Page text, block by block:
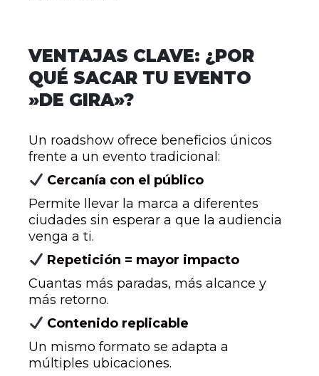
VENTAJAS CLAVE: ¿POR
QUÉ SACAR TU EVENTO
»DE GIRA»?
Un roadshow ofrece beneficios únicos
frente a un evento tradicional:
Cercanía con el público
Permite llevar la marca a diferentes
ciudades sin esperar a que la audiencia
venga a ti.
Repetición = mayor impacto
Cuantas más paradas, más alcance y
más retorno.
Contenido replicable
Un mismo formato se adapta a
múltiples ubicaciones.